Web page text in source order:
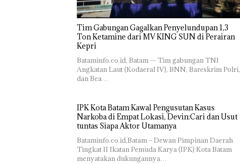
Tim Gabungan Gagalkan Penyelundupan 1,3
Ton Ketamine dari MV KING SUN di Perairan
‎​Bataminfo.co.id, Batam — Tim gabungan TNI
Angkatan Laut (Kodaeral IV), BNN, Bareskrim Polri,
dan Bea…
IPK Kota Batam Kawal Pengusutan Kasus
Narkoba di Empat Lokasi, Devin:Cari dan Usut
tuntas Siapa Aktor Utamanya
Bataminfo.co.id,Batam – Dewan Pimpinan Daerah
Tingkat II Ikatan Pemuda Karya (IPK) Kota Batam
menyatakan dukungannya…